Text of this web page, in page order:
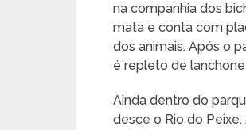
na companhia dos
mata e conta com
dos animais. Após o
é repleto de
Ainda dentro do
desce o Rio do